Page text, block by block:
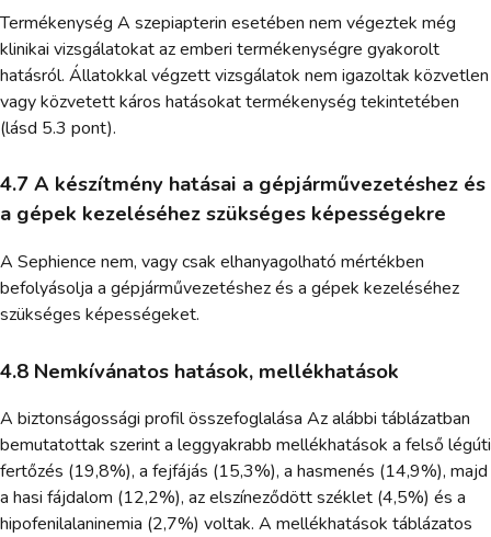
Termékenység A szepiapterin esetében nem végeztek még
klinikai vizsgálatokat az emberi termékenységre gyakorolt
hatásról. Állatokkal végzett vizsgálatok nem igazoltak közvetlen
vagy közvetett káros hatásokat termékenység tekintetében
(lásd 5.3 pont).
4.7 A készítmény hatásai a gépjárművezetéshez és
a gépek kezeléséhez szükséges képességekre
A Sephience nem, vagy csak elhanyagolható mértékben
befolyásolja a gépjárművezetéshez és a gépek kezeléséhez
szükséges képességeket.
4.8 Nemkívánatos hatások, mellékhatások
A biztonságossági profil összefoglalása Az alábbi táblázatban
bemutatottak szerint a leggyakrabb mellékhatások a felső légúti
fertőzés (19,8%), a fejfájás (15,3%), a hasmenés (14,9%), majd
a hasi fájdalom (12,2%), az elszíneződött széklet (4,5%) és a
hipofenilalaninemia (2,7%) voltak. A mellékhatások táblázatos